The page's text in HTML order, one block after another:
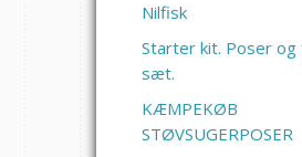
Nilfisk
Starter kit. Poser
sæt.
KÆMPEKØB
STØVSUGERPOSER